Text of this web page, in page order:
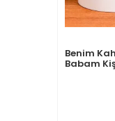
Benim
Babam